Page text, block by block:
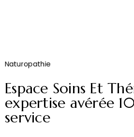
Naturopathie
Espace Soins Et
expertise avérée
service